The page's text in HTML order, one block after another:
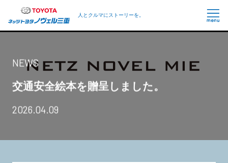
人とクルマにストーリーを。
NEWS
交通安全絵本を贈呈しました。
2026.04.09